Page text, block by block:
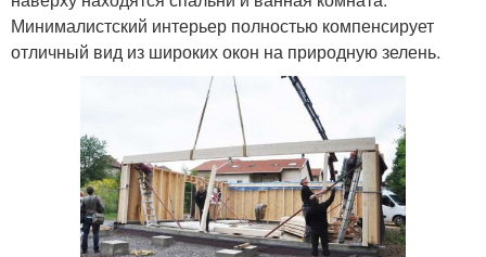
Минималистский интерьер полностью компенсирует
отличный вид из широких окон на природную зелень.